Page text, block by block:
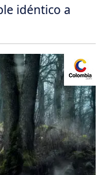
idéntico a